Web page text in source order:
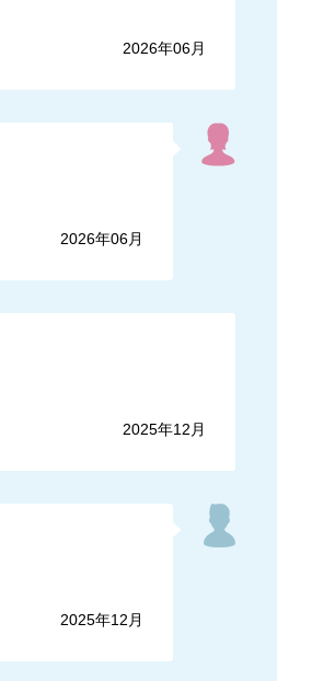
2026年06月
2026年06月
2025年12月
2025年12月